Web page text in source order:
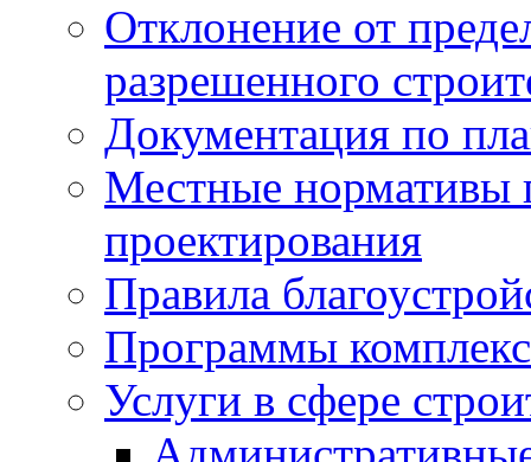
Отклонение от
разрешенного
Документация по
Местные нормативы
проектирования
Правила
Программы
Услуги в сфере